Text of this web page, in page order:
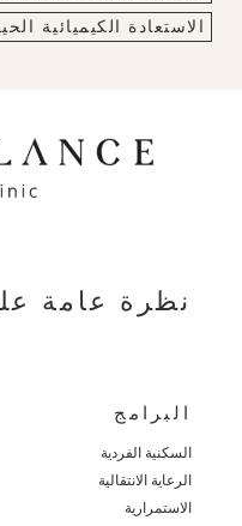
الاستعادة الكيميائية
نظرة عامة
البرامج
السكنية الفردية
الرعاية الانتقالية
الاستمرارية